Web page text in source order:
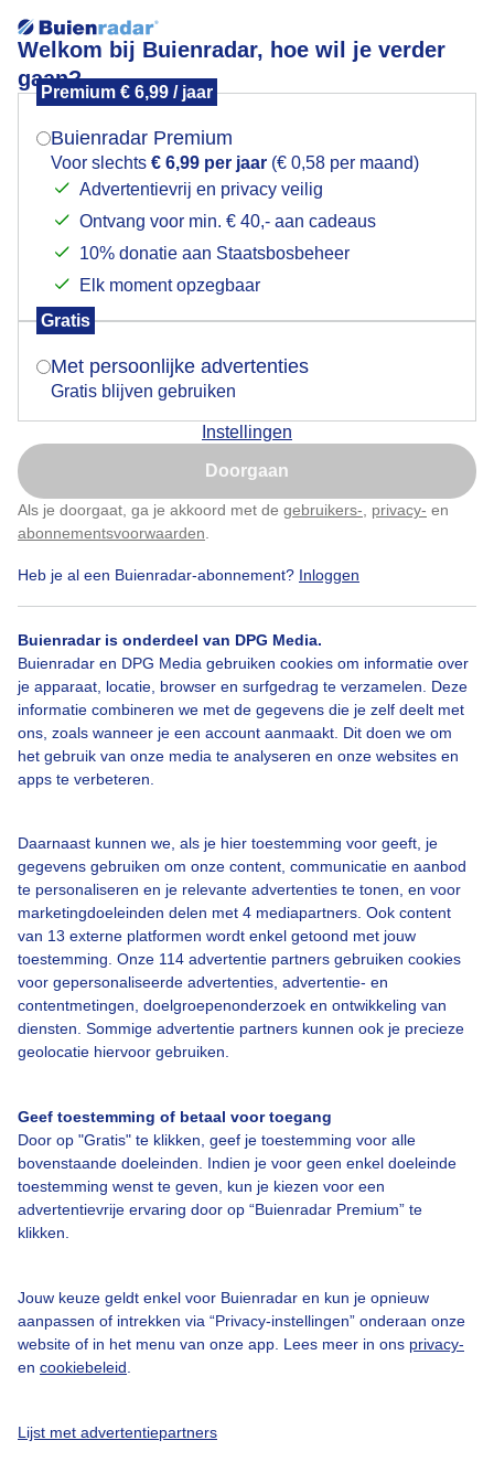
Welkom bij Buienradar, hoe wil je verder
gaan?
Premium € 6,99 / jaar
Buienradar Premium
Voor slechts € 6,99 per jaar (€ 0,58 per maand)
Advertentievrij en privacy veilig
Ontvang voor min. € 40,- aan cadeaus
10% donatie aan Staatsbosbeheer
Elk moment opzegbaar
Gratis
Met persoonlijke advertenties
Gratis blijven gebruiken
Instellingen
Doorgaan
Als je doorgaat, ga je akkoord met de gebruikers- privacy- en
abonnementsvoorwaarden
Heb je al een Buienradar-abonnement? Inloggen
Buienradar is onderdeel van DPG Media.
Buienradar en DPG Media gebruiken cookies om informatie over
je apparaat, locatie, browser en surfgedrag te verzamelen. Deze
informatie combineren we met de gegevens die je zelf deelt met
ons, zoals wanneer je een account aanmaakt. Dit doen we om
het gebruik van onze media te analyseren en onze websites en
apps te verbeteren.
Daarnaast kunnen we, als je hier toestemming voor geeft, je
gegevens gebruiken om onze content, communicatie en aanbod
te personaliseren en je relevante advertenties te tonen, en voor
marketingdoeleinden delen met 4 mediapartners. Ook content
van 13 externe platformen wordt enkel getoond met jouw
toestemming. Onze 114 advertentie partners gebruiken cookies
voor gepersonaliseerde advertenties, advertentie- en
contentmetingen, doelgroepenonderzoek en ontwikkeling van
diensten. Sommige advertentie partners kunnen ook je precieze
geolocatie hiervoor gebruiken.
Geef toestemming of betaal voor toegang
Door op "Gratis" te klikken, geef je toestemming voor alle
bovenstaande doeleinden. Indien je voor geen enkel doeleinde
toestemming wenst te geven, kun je kiezen voor een
advertentievrije ervaring door op “Buienradar Premium” te
klikken.
Jouw keuze geldt enkel voor Buienradar en kun je opnieuw
aanpassen of intrekken via “Privacy-instellingen” onderaan onze
website of in het menu van onze app. Lees meer in ons privacy-
en cookiebeleid
Lijst met advertentiepartners
Knotwilgen in de polder
Door: Agnes Advocaat
Bekijk slideshow
Een moment geduld aub...
Over Buienradar
Contact
Toegankelijkheid
Gebruikersvoorwaarden
Buienradar Team
Privacy beleid
Cookie beleid
Gratis weerdata
Mogen we je locatie gebruiken voor het
Indien je hier nog geen akkoord op hebt gegeven,
verschijnt er zo een pop-up uit je browser waarin
Is goed, toon de popup
Nu niet, misschien later
Klik hierom dit aan te passen